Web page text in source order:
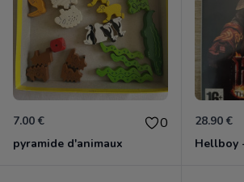
7.00 € 0
pyramide d'animaux
28.90 €